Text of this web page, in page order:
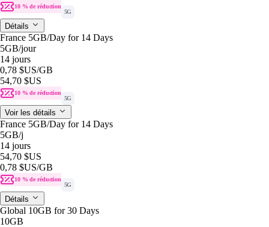
10 % de réduction
5G
Détails
France 5GB/Day for 14 Days
5GB/jour
14 jours
0,78 $US/GB
54,70 $US
10 % de réduction
5G
Voir les détails
France 5GB/Day for 14 Days
5GB/j
14 jours
54,70 $US
0,78 $US/GB
10 % de réduction
5G
Détails
Global 10GB for 30 Days
10GB